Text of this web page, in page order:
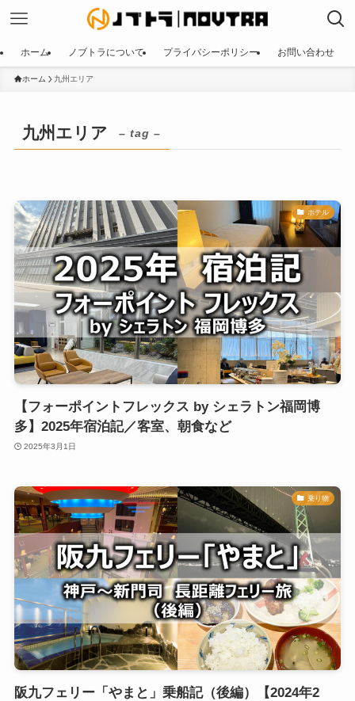
ホーム ノブトラについて プライバシーポリシー お問い合わせ
ホーム 九州エリア
九州エリア – tag –
ホテル
【フォーポイントフレックス by シェラトン福岡博
多】2025年宿泊記／客室、朝食など
2025年3月1日
乗り物
阪九フェリー「やまと」乗船記（後編）【2024年2